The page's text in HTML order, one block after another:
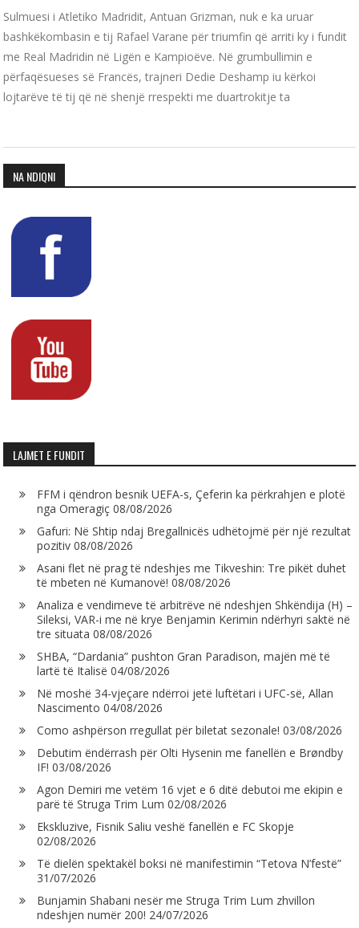
Sulmuesi i Atletiko Madridit, Antuan Grizman, nuk e ka uruar
bashkëkombasin e tij Rafael Varane për triumfin që arriti ky i fundit
me Real Madridin në Ligën e Kampioëve. Në grumbullimin e
përfaqësueses së Francës, trajneri Dedie Deshamp iu kërkoi
lojtarëve të tij që në shenjë rrespekti me duartrokitje ta
NA NDIQNI
LAJMET E FUNDIT
FFM i qëndron besnik UEFA-s, Çeferin ka përkrahjen e plotë
nga Omeragiç 08/08/2026
Gafuri: Në Shtip ndaj Bregallnicës udhëtojmë për një rezultat
pozitiv 08/08/2026
Asani flet në prag të ndeshjes me Tikveshin: Tre pikët duhet
të mbeten në Kumanovë! 08/08/2026
Analiza e vendimeve të arbitrëve në ndeshjen Shkëndija (H) –
Sileksi, VAR-i me në krye Benjamin Kerimin ndërhyri saktë në
tre situata 08/08/2026
SHBA, “Dardania” pushton Gran Paradison, majën më të
lartë të Italisë 04/08/2026
Në moshë 34-vjeçare ndërroi jetë luftëtari i UFC-së, Allan
Nascimento 04/08/2026
Como ashpërson rregullat për biletat sezonale! 03/08/2026
Debutim ëndërrash për Olti Hysenin me fanellën e Brøndby
IF! 03/08/2026
Agon Demiri me vetëm 16 vjet e 6 ditë debutoi me ekipin e
parë të Struga Trim Lum 02/08/2026
Ekskluzive, Fisnik Saliu veshë fanellën e FC Skopje
02/08/2026
Të dielën spektakël boksi në manifestimin “Tetova N’festë”
31/07/2026
Bunjamin Shabani nesër me Struga Trim Lum zhvillon
ndeshjen numër 200! 24/07/2026